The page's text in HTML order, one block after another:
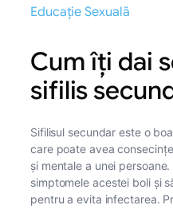
Educație Sexuală
Cum îți dai
sifilis
Sifilisul secundar este o
care poate avea
și mentale a unei
simptomele acestei boli și
pentru a evita infectarea.